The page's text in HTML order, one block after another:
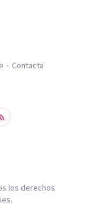
Contacta
los derechos
.